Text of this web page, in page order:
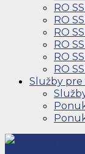
RO
RO
RO
RO
RO
RO
Služby pre